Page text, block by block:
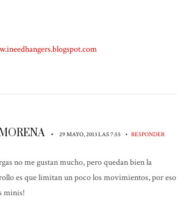
• 29 MAYO, 2013 LAS 7:55 • RESPONDER
no me gustan mucho, pero quedan bien la
es que limitan un poco los movimientos, por eso
minis!